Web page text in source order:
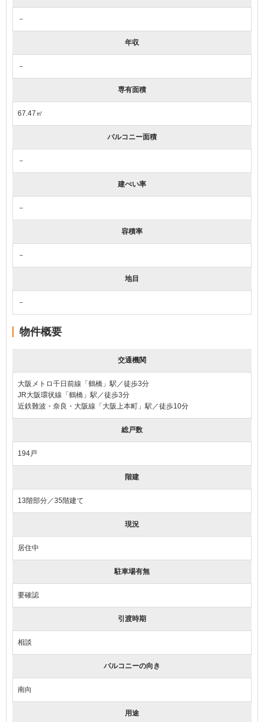
－
年収
－
専有面積
67.47㎡
バルコニー面積
－
建ぺい率
－
容積率
－
地目
－
物件概要
交通機関
大阪メトロ千日前線「鶴橋」駅／徒歩3分
JR大阪環状線「鶴橋」駅／徒歩3分
近鉄難波・奈良・大阪線「大阪上本町」駅／徒歩10分
総戸数
194戸
階建
13階部分／35階建て
現況
居住中
駐車場有無
要確認
引渡時期
相談
バルコニーの向き
南向
用途